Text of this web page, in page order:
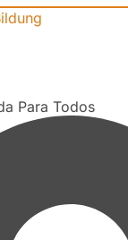
Para Todos